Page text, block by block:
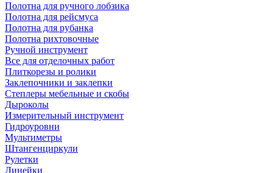
Полотна для ручного лобзика
Полотна для рейсмуса
Полотна для рубанка
Полотна рихтовочные
Ручной инструмент
Все для отделочных работ
Плиткорезы и ролики
Заклепочники и заклепки
Степлеры мебельные и скобы
Дыроколы
Измерительный инструмент
Гидроуровни
Мультиметры
Штангенциркули
Рулетки
Линейки